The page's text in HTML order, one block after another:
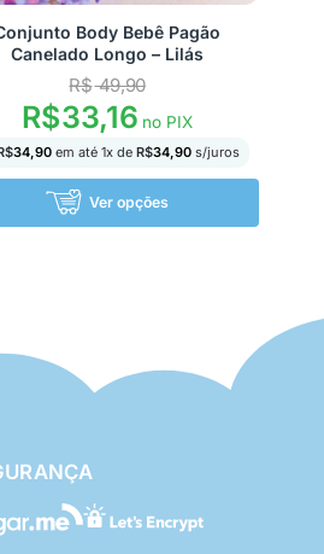
Body Bebê Pagão
Canelado Longo – Lilás
R$49,90
R$33,16no PIX
34,90 em até 1x de R$34,90s/juros
Ver opções